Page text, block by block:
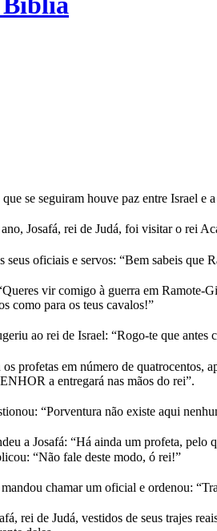
se seguiram houve paz entre Israel e
Josafá, rei de Judá, foi visitar o rei
seus oficiais e servos: “Bem sabeis que
vir comigo à guerra em Ramote-
como para os teus cavalos!”
ao rei de Israel: “Rogo-te que
profetas em número de quatrocentos,
a entregará nas mãos do rei”.
“Porventura não existe aqui
a Josafá: “Há ainda um profeta, pelo
“Não fale deste modo, ó rei!”
chamar um oficial e ordenou:
rei de Judá, vestidos de seus trajes